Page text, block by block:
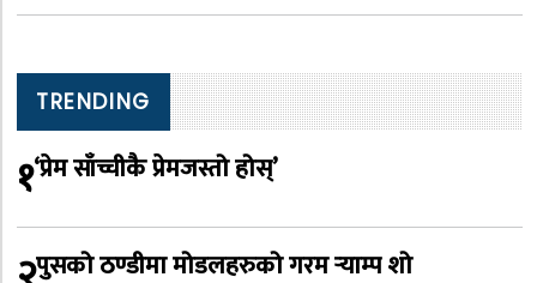
TRENDING
१‘प्रेम साँच्चीकै प्रेमजस्तो होस्’
पुसको ठण्डीमा मोडलहरुको गरम र्‍याम्प शो